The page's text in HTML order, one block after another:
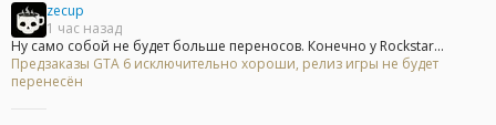
zecup
1 час назад
Ну само собой не будет больше переносов. Конечно у Rockstar...
Предзаказы GTA 6 исключительно хороши, релиз игры не будет
перенесён